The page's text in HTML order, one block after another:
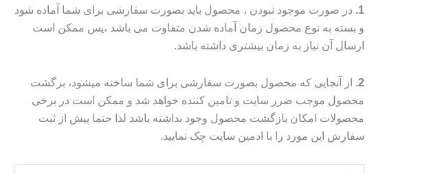
1. در صورت موجود نبودن ، محصول باید بصورت سفارشی برای شما آماده شود
و بسته به نوع محصول زمان آماده شدن متفاوت می باشد ،پس ممکن است
ارسال آن نیاز به زمان بیشتری داشته باشد.
2.
از آنجایی که محصول بصورت سفارشی برای شما ساخته میشود، برگشت
محصول موجب ضرر سایت و تامین کننده خواهد شد و ممکن است در برخی
محصولات امکان بازگشت محصول وجود نداشته باشد لذا حتما پیش از ثبت
سفارش این مورد را با ادمین سایت چک نمایید.